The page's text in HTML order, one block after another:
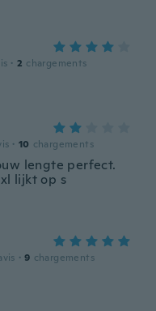
· 2 chargements
· 10 chargements
lengte perfect.
lijkt op s
· 9 chargements